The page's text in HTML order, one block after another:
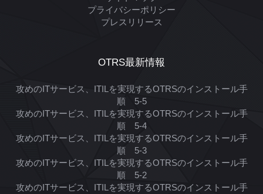
プライバシーポリシー
プレスリリース
OTRS最新情報
攻めのITサービス、ITILを実現するOTRSのインストール手
順 5-5
攻めのITサービス、ITILを実現するOTRSのインストール手
順 5-4
攻めのITサービス、ITILを実現するOTRSのインストール手
順 5-3
攻めのITサービス、ITILを実現するOTRSのインストール手
順 5-2
攻めのITサービス、ITILを実現するOTRSのインストール手